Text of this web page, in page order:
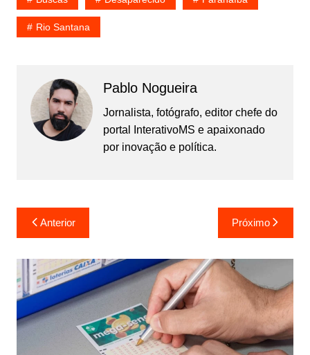
Rio Santana
Pablo Nogueira
Jornalista, fotógrafo, editor chefe do
portal InterativoMS e apaixonado
por inovação e política.
Navegação
de
Post
Anterior Próximo